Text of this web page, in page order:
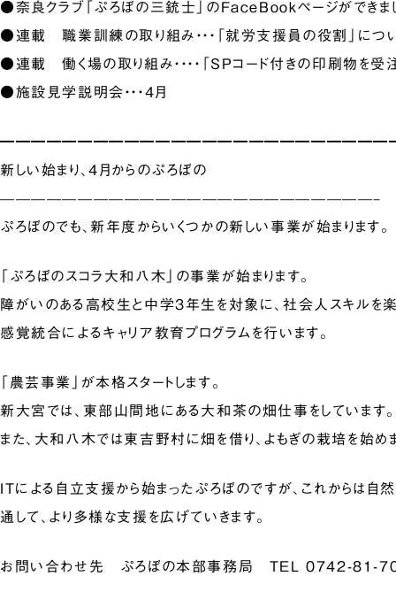
●奈良クラブ「ぷろぼの三銃士」のFaceBookページができま
●連載 職業訓練の取り組み・・・「就労支援員の役割」につ
●連載 働く場の取り組み・・・・「SPコード付きの印刷物を受注
●施設見学説明会・・・4月
新しい始まり、4月からのぷろぼの
————————————————————————–
ぷろぼのでも、新年度からいくつかの新しい事業が始まります。
「ぷろぼのスコラ大和八木」の事業が始まります。
障がいのある高校生と中学３年生を対象に、社会人スキルを楽
感覚統合によるキャリア教育プログラムを行います。
「農芸事業」が本格スタートします。
新大宮では、東部山間地にある大和茶の畑仕事をしています。
また、大和八木では東吉野村に畑を借り、よもぎの栽培を始め
ITによる自立支援から始まったぷろぼのですが、これからは自
通して、より多様な支援を広げていきます。
お問い合わせ先 ぷろぼの本部事務局 TEL 0742-81-